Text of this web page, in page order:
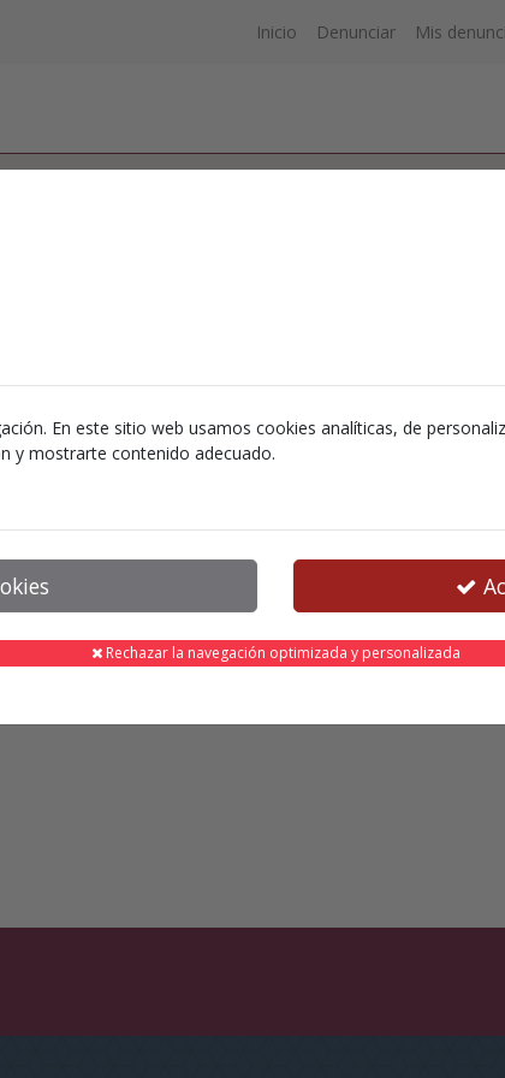
En este sitio web usamos cookies analíticas, de
y mostrarte contenido adecuado.
Rechazar la navegación optimizada y personalizada
Inicio Denunciar Mis
Acceder